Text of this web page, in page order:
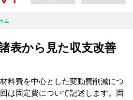
ム
表から見た収支改善
料費を中心とした変動費削減につ
は固定費について記述します。固